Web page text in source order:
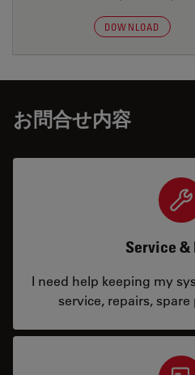
DOWNLOAD
お問合せ内容
Service &
I need help keeping my
service, repairs,